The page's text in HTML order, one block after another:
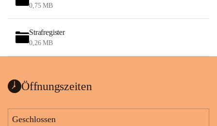
0,75 MB
Strafregister
0,26 MB
Öffnungszeiten
Geschlossen